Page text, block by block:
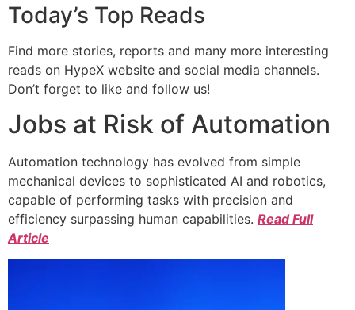
Today’s Top Reads
Find more stories, reports and many more interesting
reads on HypeX website and social media channels.
Don’t forget to like and follow us!
Jobs at Risk of Automation
Automation technology has evolved from simple
mechanical devices to sophisticated AI and robotics,
capable of performing tasks with precision and
efficiency surpassing human capabilities. Read Full
Article